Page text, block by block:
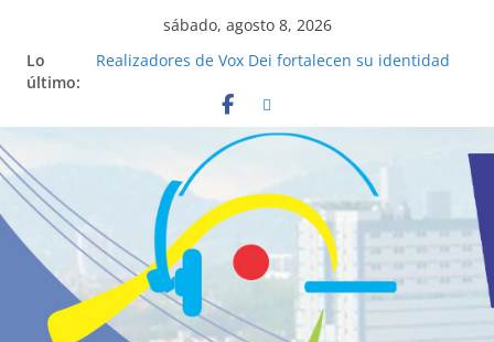
sábado, agosto 8, 2026
Lo
último:
Realizadores de Vox Dei fortalecen su identidad
La ciencia desvela los 5 secretos que tiene
fácilmente un católico para convertirse en
“Superancianos”
Pop Up Market atrae a cientos de visitantes y
dinamiza la economía local
Salud mental a la mesa: la importancia de
hablarlo en familia
Lo que tienen en común la nueva Película Toy
Story 5 y el Papa León XIV